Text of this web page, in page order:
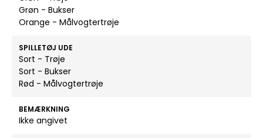
Grøn - Bukser
Orange - Målvogtertrøje
SPILLETØJ UDE
Sort - Trøje
Sort - Bukser
Rød - Målvogtertrøje
BEMÆRKNING
Ikke angivet